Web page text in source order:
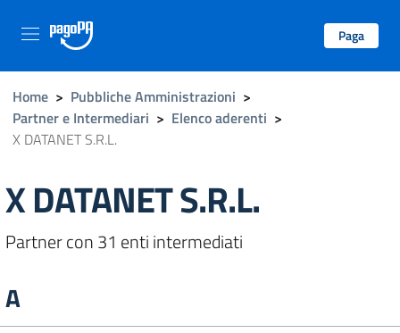
Paga
Home > Pubbliche Amministrazioni >
Partner e Intermediari > Elenco aderenti >
X DATANET S.R.L.
X DATANET S.R.L.
Partner con 31 enti intermediati
A